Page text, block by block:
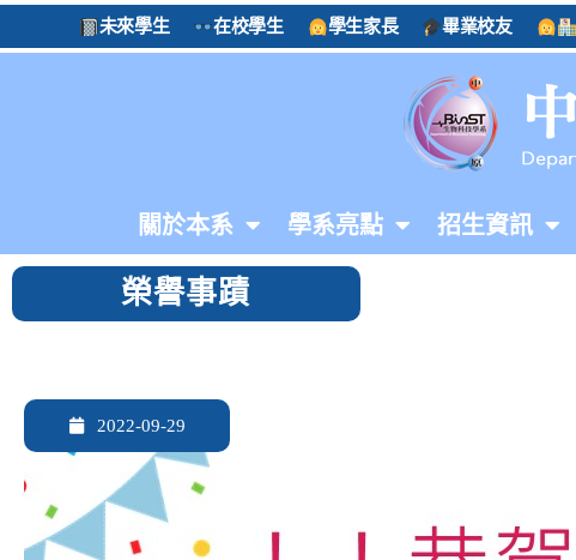
未來學生 在校學生 學生家長 畢業校友
關於本系 學系亮點 招生資訊
榮譽事蹟
2022-09-29